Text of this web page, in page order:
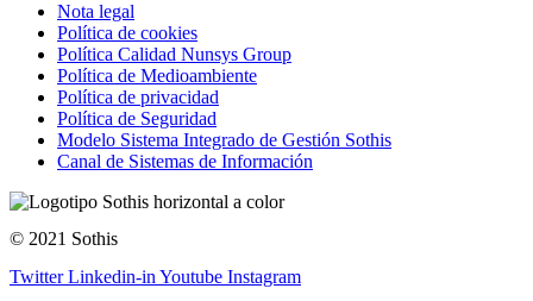
Nota legal
Política de cookies
Política Calidad Nunsys Group
Política de Medioambiente
Política de privacidad
Política de Seguridad
Modelo Sistema Integrado de Gestión Sothis
Canal de Sistemas de Información
© 2021 Sothis
Twitter Linkedin-in Youtube Instagram